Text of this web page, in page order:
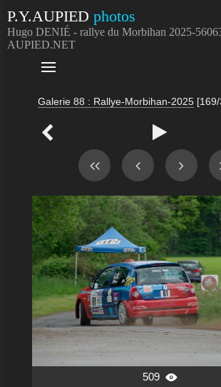
P.Y.AUPIED photos
Hugo DENIÉ - rallye du Morbihan 2025-
AUPIED.NET

Galerie 88 : Rallye-Morbihan-2025
 
509 